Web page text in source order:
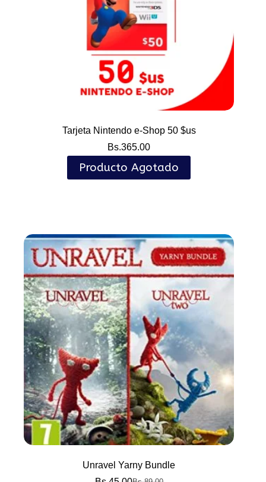
Tarjeta Nintendo e-Shop 50 $us
Bs.365.00
Producto Agotado
Unravel Yarny Bundle